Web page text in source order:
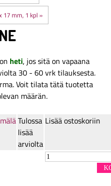
17 mm, 1 kpl ‪»
heti, jos sitä on vapaana
30 - 60 vrktilauksesta.
Voit tilata tätä tuotetta
määrän.
Tulossa
lisää
arviolta
Lisää ostoskoriin